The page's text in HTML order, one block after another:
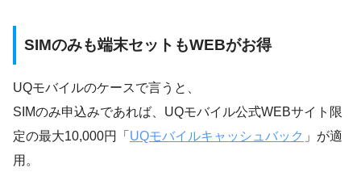
SIMのみも端末セットもWEBがお得
UQモバイルのケースで言うと、
SIMのみ申込みであれば、UQモバイル公式WEBサイト限
定の最大10,000円「 UQモバイルキャッシュバック 」が適
用。